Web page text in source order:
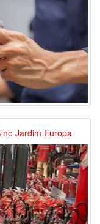
Jardim Europa